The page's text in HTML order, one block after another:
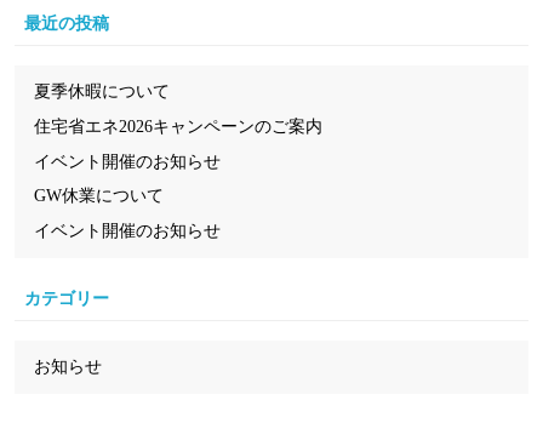
最近の投稿
夏季休暇について
住宅省エネ2026キャンペーンのご案内
イベント開催のお知らせ
GW休業について
イベント開催のお知らせ
カテゴリー
お知らせ